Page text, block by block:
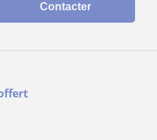
Contacter